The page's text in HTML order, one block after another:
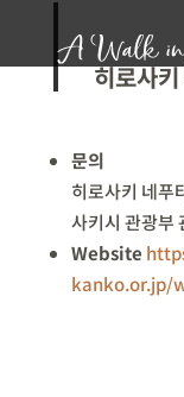
히로사
문의
히로사키 네푸
사키시 관광부
Website
kanko.or.jp/